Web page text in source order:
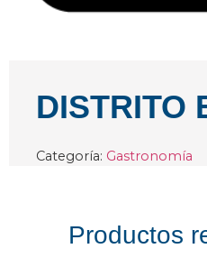
DISTRITO
Categoría: Gastronomía
Productos